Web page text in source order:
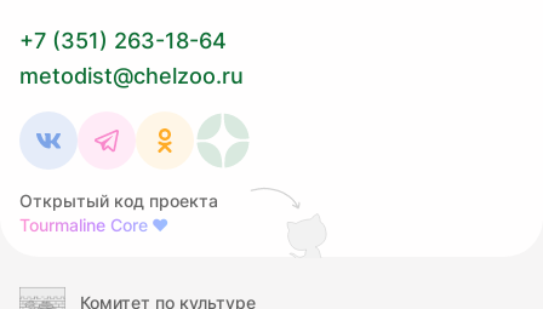
+7 (351) 263-18-64
metodist@chelzoo.ru
Открытый код проекта
Tourmaline Core ❤
Комитет по культуре